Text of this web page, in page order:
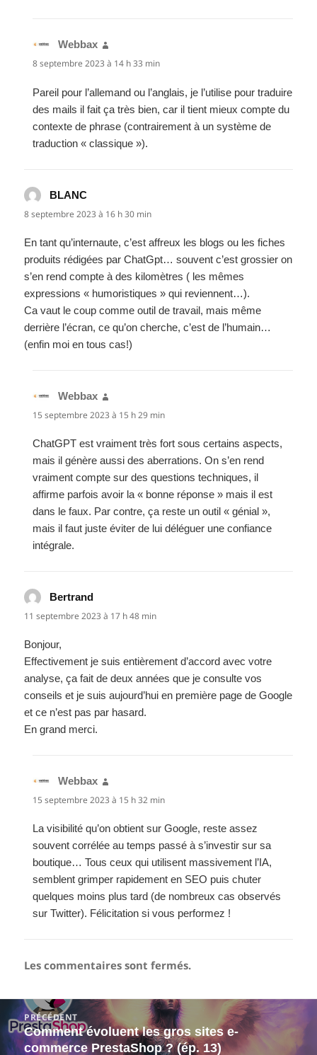
Webbax
8 septembre 2023 à 14 h 33 min
Pareil pour l’allemand ou l’anglais, je l’utilise pour traduire
des mails il fait ça très bien, car il tient mieux compte du
contexte de phrase (contrairement à un système de
traduction « classique »).
BLANC
8 septembre 2023 à 16 h 30 min
En tant qu’internaute, c’est affreux les blogs ou les fiches
produits rédigées par ChatGpt… souvent c’est grossier on
s’en rend compte à des kilomètres ( les mêmes
expressions « humoristiques » qui reviennent…).
Ca vaut le coup comme outil de travail, mais même
derrière l’écran, ce qu’on cherche, c’est de l’humain…
(enfin moi en tous cas!)
Webbax
15 septembre 2023 à 15 h 29 min
ChatGPT est vraiment très fort sous certains aspects,
mais il génère aussi des aberrations. On s’en rend
vraiment compte sur des questions techniques, il
affirme parfois avoir la « bonne réponse » mais il est
dans le faux. Par contre, ça reste un outil « génial »,
mais il faut juste éviter de lui déléguer une confiance
intégrale.
Bertrand
11 septembre 2023 à 17 h 48 min
Bonjour,
Effectivement je suis entièrement d’accord avec votre
analyse, ça fait de deux années que je consulte vos
conseils et je suis aujourd’hui en première page de Google
et ce n’est pas par hasard.
En grand merci.
Webbax
15 septembre 2023 à 15 h 32 min
La visibilité qu’on obtient sur Google, reste assez
souvent corrélée au temps passé à s’investir sur sa
boutique… Tous ceux qui utilisent massivement l’IA,
semblent grimper rapidement en SEO puis chuter
quelques moins plus tard (de nombreux cas observés
sur Twitter). Félicitation si vous performez !
Les commentaires sont fermés.
Navigation
de
l’article
PRÉCÉDENT
Article
précédent :
Comment évoluent les gros sites e-
commerce PrestaShop ? (ép. 13)